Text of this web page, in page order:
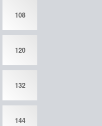
108
120
132
144